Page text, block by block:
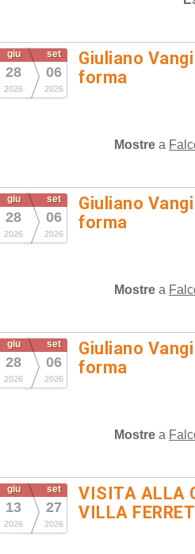
giu
28
2026
set
06
2026
Giuliano
forma
Mostre a
giu
28
2026
set
06
2026
Giuliano
forma
Mostre a
giu
28
2026
set
06
2026
Giuliano
forma
Mostre a
giu
13
2026
set
27
2026
VISITA ALLA
VILLA